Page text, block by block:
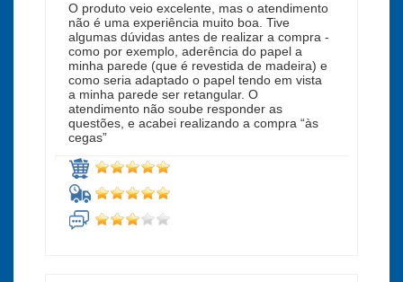
O produto veio excelente, mas o atendimento
não é uma experiência muito boa. Tive
algumas dúvidas antes de realizar a compra -
como por exemplo, aderência do papel a
minha parede (que é revestida de madeira) e
como seria adaptado o papel tendo em vista
a minha parede ser retangular. O
atendimento não soube responder as
questões, e acabei realizando a compra “às
cegas”